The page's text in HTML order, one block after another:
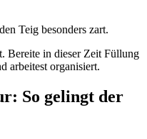
Teig besonders zart.
Bereite in dieser Zeit Füllung
arbeitest organisiert.
So gelingt der